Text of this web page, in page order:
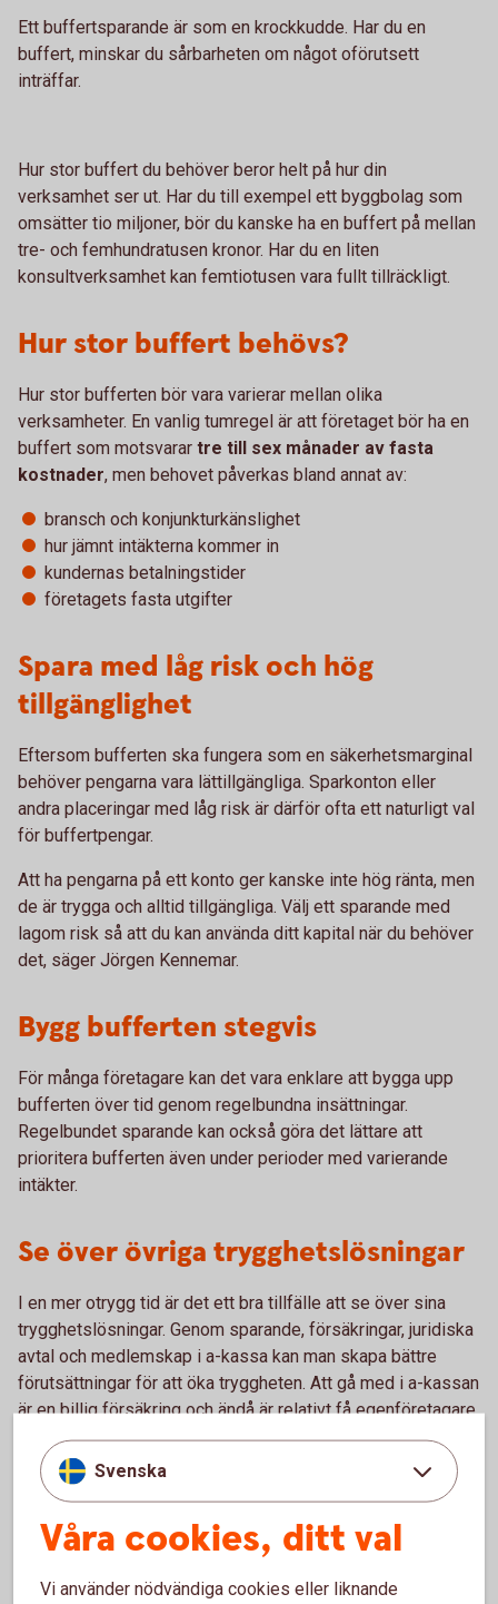
Ett buffertsparande är som en krockkudde. Har du en
buffert, minskar du sårbarheten om något oförutsett
inträffar.
Hur stor buffert du behöver beror helt på hur din
verksamhet ser ut. Har du till exempel ett byggbolag som
omsätter tio miljoner, bör du kanske ha en buffert på mellan
tre- och femhundratusen kronor. Har du en liten
konsultverksamhet kan femtiotusen vara fullt tillräckligt.
Hur stor buffert behövs?
Hur stor bufferten bör vara varierar mellan olika
verksamheter. En vanlig tumregel är att företaget bör ha en
buffert som motsvarar tre till sex månader av fasta
kostnader, men behovet påverkas bland annat av:
bransch och konjunkturkänslighet
hur jämnt intäkterna kommer in
kundernas betalningstider
företagets fasta utgifter
Spara med låg risk och hög
tillgänglighet
Eftersom bufferten ska fungera som en säkerhetsmarginal
behöver pengarna vara lättillgängliga. Sparkonton eller
andra placeringar med låg risk är därför ofta ett naturligt val
för buffertpengar.
Att ha pengarna på ett konto ger kanske inte hög ränta, men
de är trygga och alltid tillgängliga. Välj ett sparande med
lagom risk så att du kan använda ditt kapital när du behöver
det, säger Jörgen Kennemar.
Bygg bufferten stegvis
För många företagare kan det vara enklare att bygga upp
bufferten över tid genom regelbundna insättningar.
Regelbundet sparande kan också göra det lättare att
prioritera bufferten även under perioder med varierande
intäkter.
Se över övriga trygghetslösningar
I en mer otrygg tid är det ett bra tillfälle att se över sina
trygghetslösningar. Genom sparande, försäkringar, juridiska
avtal och medlemskap i a-kassa kan man skapa bättre
förutsättningar för att öka tryggheten. Att gå med i a-kassan
är en billig försäkring och ändå är relativt få egenföretagare
medlemmar.
Sparande i enskild firma och
aktiebolag
Både aktiebolag och enskild firma kan bygga buffert genom
Svenska
Våra cookies, ditt val
Vi använder nödvändiga cookies eller liknande